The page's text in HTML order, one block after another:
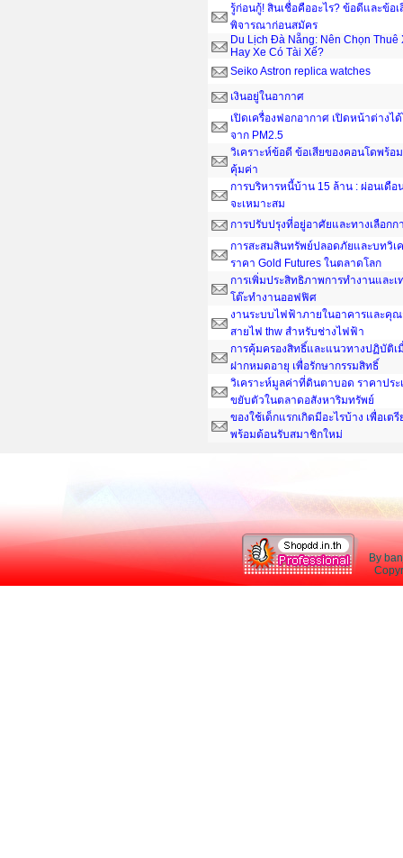
รู้ก่อนกู้! สินเชื่อคืออะไร? ข้อดีและข้อ
พิจารณาก่อนสมัคร
Du Lịch Đà Nẵng: Nên Chọn Thuê
Hay Xe Có Tài Xế?
Seiko Astron replica watches
เงินอยู่ในอากาศ
เปิดเครื่องฟอกอากาศ เปิดหน้าต่างไ
จาก PM2.5
วิเคราะห์ข้อดี ข้อเสียของคอนโดพร้อ
คุ้มค่า
การบริหารหนี้บ้าน 15 ล้าน : ผ่อนเดือ
จะเหมาะสม
การปรับปรุงที่อยู่อาศัยและทางเลือก
การสะสมสินทรัพย์ปลอดภัยและบทวิเ
ราคา Gold Futures ในตลาดโลก
การเพิ่มประสิทธิภาพการทำงานและ
โต๊ะทํางานออฟฟิศ
งานระบบไฟฟ้าภายในอาคารและคุ
สายไฟ thw สำหรับช่างไฟฟ้า
การคุ้มครองสิทธิ์และแนวทางปฏิบัติ
ฝากหมดอายุ เพื่อรักษากรรมสิทธิ์
วิเคราะห์มูลค่าที่ดินตาบอด ราคาประ
ขยับตัวในตลาดอสังหาริมทรัพย์
ของใช้เด็กแรกเกิดมีอะไรบ้าง เพื่อเต
พร้อมต้อนรับสมาชิกใหม่
By